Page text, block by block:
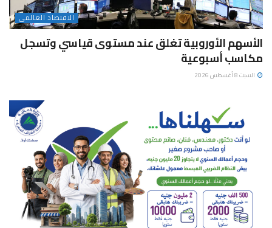
الاقتصاد العالمى
الأسهم الأوروبية تغلق عند مستوى قياسي وتسجل
مكاسب أسبوعية
السبت 8 أغسطس 2026